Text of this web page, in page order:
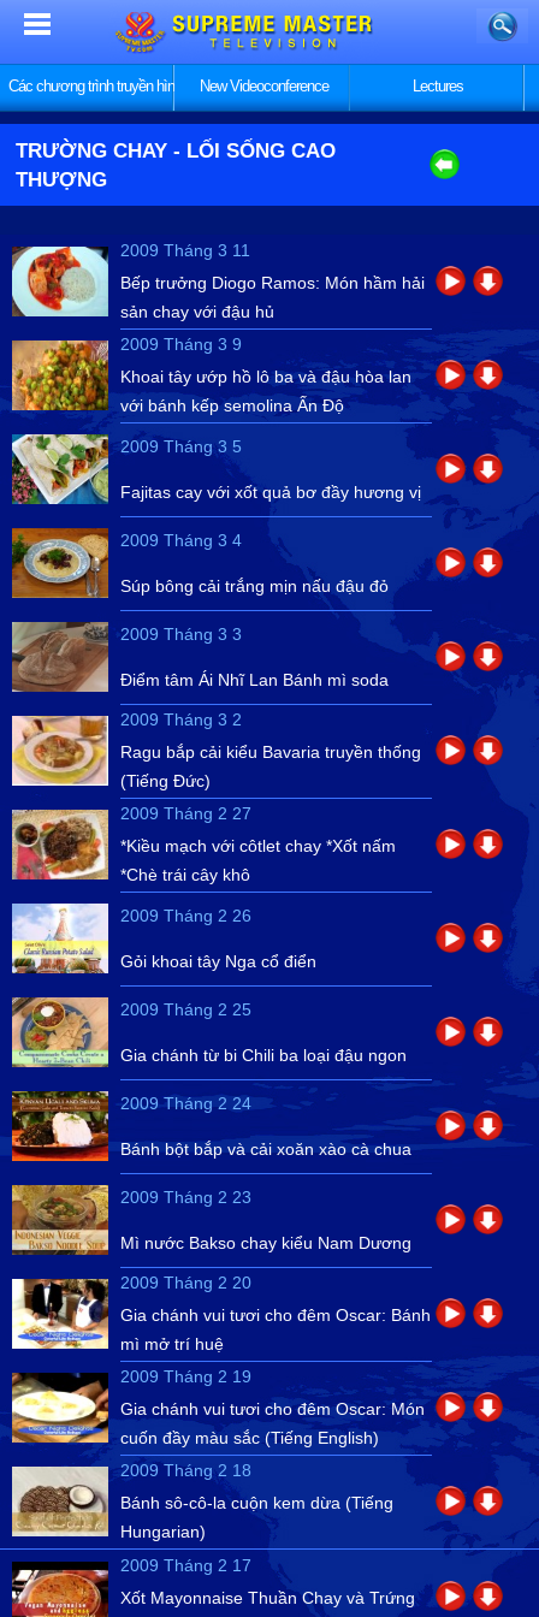
Các chương trình truyền hình New Videoconference Lectures
TRƯỜNG CHAY - LỐI SỐNG CAO
THƯỢNG
2009 Tháng 3 11
Bếp trưởng Diogo Ramos: Món hầm hải
sản chay với đậu hủ
2009 Tháng 3 9
Khoai tây ướp hồ lô ba và đậu hòa lan
với bánh kếp semolina Ấn Độ
2009 Tháng 3 5
Fajitas cay với xốt quả bơ đầy hương vị
2009 Tháng 3 4
Súp bông cải trắng mịn nấu đậu đỏ
2009 Tháng 3 3
Điểm tâm Ái Nhĩ Lan Bánh mì soda
2009 Tháng 3 2
Ragu bắp cải kiểu Bavaria truyền thống
(Tiếng Đức)
2009 Tháng 2 27
*Kiều mạch với côtlet chay *Xốt nấm
*Chè trái cây khô
2009 Tháng 2 26
Gỏi khoai tây Nga cổ điển
2009 Tháng 2 25
Gia chánh từ bi Chili ba loại đậu ngon
2009 Tháng 2 24
Bánh bột bắp và cải xoăn xào cà chua
2009 Tháng 2 23
Mì nước Bakso chay kiểu Nam Dương
2009 Tháng 2 20
Gia chánh vui tươi cho đêm Oscar: Bánh
mì mở trí huệ
2009 Tháng 2 19
Gia chánh vui tươi cho đêm Oscar: Món
cuốn đầy màu sắc (Tiếng English)
2009 Tháng 2 18
Bánh sô-cô-la cuộn kem dừa (Tiếng
Hungarian)
2009 Tháng 2 17
Xốt Mayonnaise Thuần Chay và Trứng